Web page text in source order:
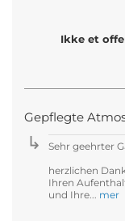
Ikke et
Gepflegte
Sehr geehrter
herzlichen
Ihren
und Ihre... mer